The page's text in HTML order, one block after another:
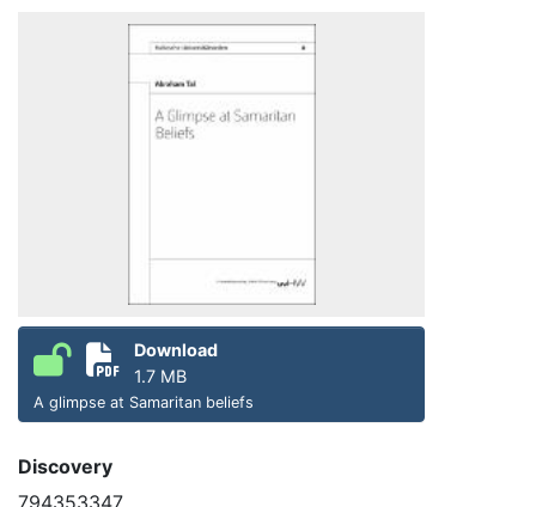
Download
1.7 MB
A glimpse at Samaritan beliefs
Discovery